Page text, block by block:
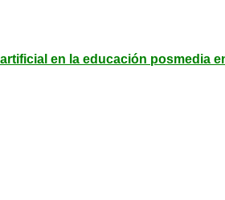
en la educación posmedia